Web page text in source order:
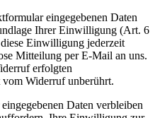
eingegebenen Daten
Ihrer Einwilligung (Art. 6
Einwilligung jederzeit
Mitteilung per E-Mail an uns.
erfolgten
Widerruf unberührt.
Daten verbleiben